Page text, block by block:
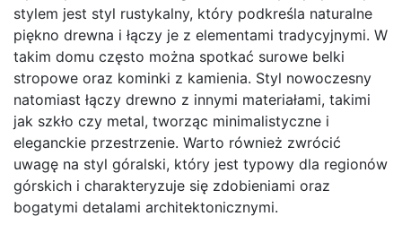
stylem jest styl rustykalny, który podkreśla naturalne
piękno drewna i łączy je z elementami tradycyjnymi. W
takim domu często można spotkać surowe belki
stropowe oraz kominki z kamienia. Styl nowoczesny
natomiast łączy drewno z innymi materiałami, takimi
jak szkło czy metal, tworząc minimalistyczne i
eleganckie przestrzenie. Warto również zwrócić
uwagę na styl góralski, który jest typowy dla regionów
górskich i charakteryzuje się zdobieniami oraz
bogatymi detalami architektonicznymi.